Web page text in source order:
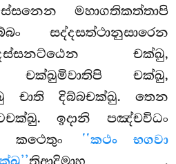
මහාගතිකත්තාපි
සද්දසත්ථානුසාරෙන
චක්ඛු,
චක්ඛුමිවාතිපි චක්ඛු,
චාති දිබ්බචක්ඛු. තෙන
ඉදානි පඤ්චවිධං
කථෙතුං ‘‘කථං භගවා